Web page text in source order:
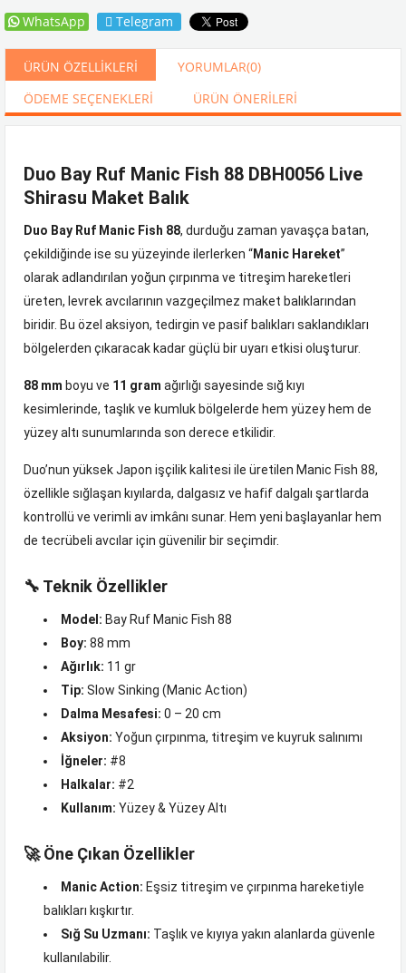
WhatsApp Telegram
ÜRÜN ÖZELLIKLERI YORUMLAR(0)
ÖDEME SEÇENEKLERI
ÜRÜN ÖNERILERI
Duo Bay Ruf Manic Fish 88 DBH0056 Live
Shirasu Maket Balık
Duo Bay Ruf Manic Fish 88, durduğu zaman yavaşça batan,
çekildiğinde ise su yüzeyinde ilerlerken “Manic Hareket”
olarak adlandırılan yoğun çırpınma ve titreşim hareketleri
üreten, levrek avcılarının vazgeçilmez maket balıklarından
biridir. Bu özel aksiyon, tedirgin ve pasif balıkları saklandıkları
bölgelerden çıkaracak kadar güçlü bir uyarı etkisi oluşturur.
88 mm boyu ve 11 gram ağırlığı sayesinde sığ kıyı
kesimlerinde, taşlık ve kumluk bölgelerde hem yüzey hem de
yüzey altı sunumlarında son derece etkilidir.
Duo’nun yüksek Japon işçilik kalitesi ile üretilen Manic Fish 88,
özellikle sığlaşan kıyılarda, dalgasız ve hafif dalgalı şartlarda
kontrollü ve verimli av imkânı sunar. Hem yeni başlayanlar hem
de tecrübeli avcılar için güvenilir bir seçimdir.
🔧 Teknik Özellikler
Model: Bay Ruf Manic Fish 88
Boy: 88 mm
Ağırlık: 11 gr
Tip: Slow Sinking (Manic Action)
Dalma Mesafesi: 0 – 20 cm
Aksiyon: Yoğun çırpınma, titreşim ve kuyruk salınımı
İğneler: #8
Halkalar: #2
Kullanım: Yüzey & Yüzey Altı
🚀 Öne Çıkan Özellikler
Manic Action: Eşsiz titreşim ve çırpınma hareketiyle
balıkları kışkırtır.
Sığ Su Uzmanı: Taşlık ve kıyıya yakın alanlarda güvenle
kullanılabilir.